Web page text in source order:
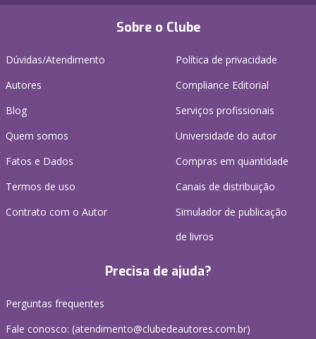
Sobre o Clube
Dúvidas/Atendimento
Autores
Blog
Quem somos
Fatos e Dados
Termos de uso
Contrato com o Autor
Política de privacidade
Compliance Editorial
Serviços profissionais
Universidade do autor
Compras em quantidade
Canais de distribuição
Simulador de publicação
de livros
Precisa de ajuda?
Perguntas frequentes
Fale conosco: (atendimento@clubedeautores.com.br)